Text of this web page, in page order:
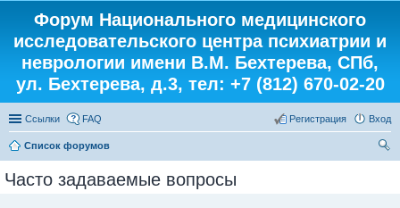
Форум Национального медицинского
исследовательского центра психиатрии и
неврологии имени В.М. Бехтерева, СПб,
ул. Бехтерева, д.3, тел: +7 (812) 670-02-20
Ссылки FAQ Вход
Регистрация
Список форумов
Часто задаваемые вопросы